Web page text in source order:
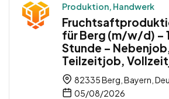
Produktion, Handwerk
für Berg (m/w/d) –
Stunde –
Teilzeitjob,
82335 Berg, Bayern,
05/08/2026